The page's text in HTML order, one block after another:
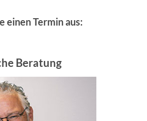
einen Termin aus:
Beratung